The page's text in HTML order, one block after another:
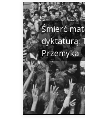
Śmierć
dyktaturą:
Przemyka